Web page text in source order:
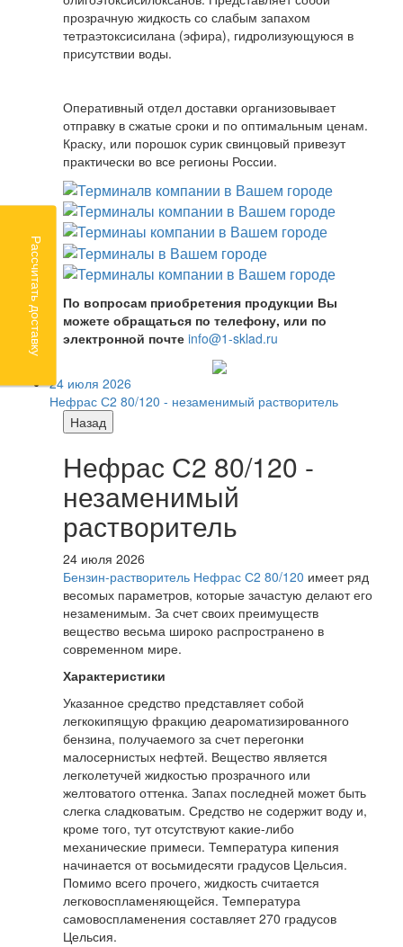
прозрачную жидкость со слабым запахом
тетраэтоксисилана (эфира), гидролизующуюся в
присутствии воды.
Оперативный отдел доставки организовывает
отправку в сжатые сроки и по оптимальным ценам.
Краску, или порошок сурик свинцовый привезут
практически во все регионы России.
По вопросам приобретения продукции Вы
можете обращаться по телефону, или по
электронной почте info@1-sklad.ru
24 июля 2026
Нефрас С2 80/120 - незаменимый растворитель
Назад
Нефрас С2 80/120 -
незаменимый
растворитель
24 июля 2026
Бензин-растворитель Нефрас С2 80/120 имеет ряд
весомых параметров, которые зачастую делают его
незаменимым. За счет своих преимуществ
вещество весьма широко распространено в
современном мире.
Характеристики
Указанное средство представляет собой
легкокипящую фракцию деароматизированного
бензина, получаемого за счет перегонки
малосернистых нефтей. Вещество является
легколетучей жидкостью прозрачного или
желтоватого оттенка. Запах последней может быть
слегка сладковатым. Средство не содержит воду и,
кроме того, тут отсутствуют какие-либо
механические примеси. Температура кипения
начинается от восьмидесяти градусов Цельсия.
Помимо всего прочего, жидкость считается
легковоспламеняющейся. Температура
самовоспламенения составляет 270 градусов
Цельсия.
Рассчитать доставку